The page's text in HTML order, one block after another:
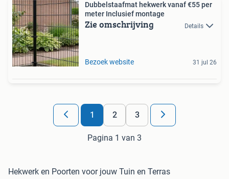
Dubbelstaafmat hekwerk vanaf €55 per
meter Inclusief montage
Zie omschrijving Details
Bezoek website 31 jul 26
1 2 3
Pagina 1 van 3
Hekwerk en Poorten voor jouw Tuin en Terras